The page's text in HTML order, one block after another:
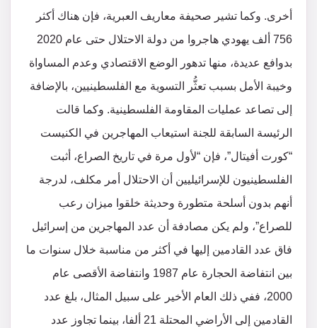
أخرى. وكما تشير صحيفة معاريف العبرية، فإن هناك أكثر
756 ألف يهودي هاجروا من دولة الاحتلال حتى عام 2020
بدوافع عديدة، منها تدهور الوضع الاقتصادي وعدم المساواة
وخيبة الأمل بسبب تعثُّر التسوية مع الفلسطينيين، بالإضافة
إلى تصاعد عمليات المقاومة الفلسطينية. وكما قالت
الرئيسة السابقة للجنة استيعاب المهاجرين في الكنيست
“كورت أفيتال”، فإن “لأول مرة في تاريخ الصراع، أثبت
الفلسطينيون للإسرائيليين أن الاحتلال أمر مكلف، لدرجة
أنهم بدون أسلحة متطورة وحديثة خلقوا ميزان رعب
للصراع”، ولم يكن مصادفة أن عدد المهاجرين من إسرائيل
فاق عدد القادمين إليها في أكثر من مناسبة خلال سنوات ما
بين انتفاضة الحجارة عام 1987 وانتفاضة الأقصى عام
2000، ففي ذلك العام الأخير على سبيل المثال، بلغ عدد
القادمين إلى الأراضي المحتلة 21 ألفا، بينما تجاوز عدد